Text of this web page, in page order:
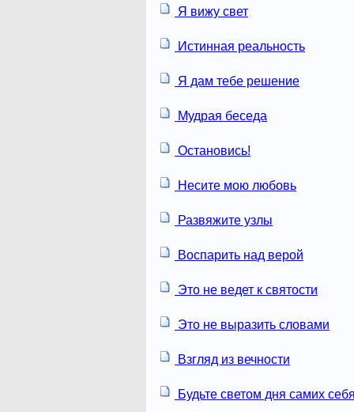
Я вижу свет
Истинная реальность
Я дам тебе решение
Мудрая беседа
Остановись!
Несите мою любовь
Развяжите узлы
Воспарить над верой
Это не ведет к святости
Это не выразить словами
Взгляд из вечности
Будьте светом дня самих